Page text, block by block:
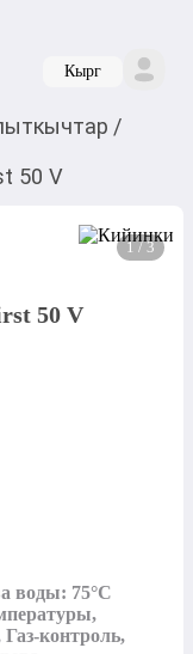
Кырг
/
50 V
1 / 3
50 V
воды: 75°С
контроль,